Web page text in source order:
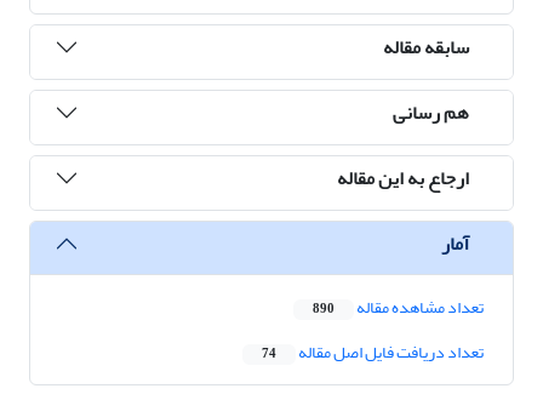
سابقه مقاله
هم رسانی
ارجاع به این مقاله
آمار
تعداد مشاهده مقاله 890
تعداد دریافت فایل اصل مقاله 74